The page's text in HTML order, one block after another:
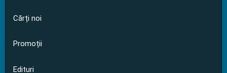
Cărți noi
Promoții
Edituri